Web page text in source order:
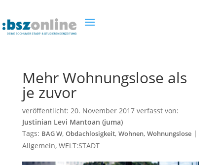
Mehr Wohnungslose als
je zuvor
veröffentlicht: 20. November 2017verfasst von:
Justinian Levi Mantoan (juma)
Tags: BAG W, Obdachlosigkeit, Wohnen, Wohnungslose|
Allgemein, WELT:STADT